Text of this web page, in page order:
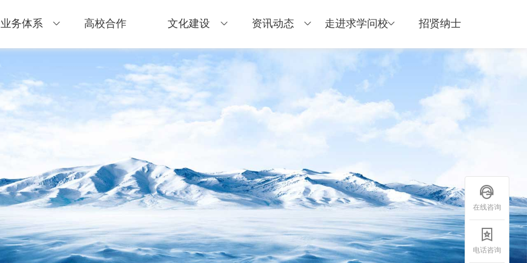
业务体系 高校合作 文化建设 资讯动态 走进求学问校 招贤纳士
在线咨询
电话咨询